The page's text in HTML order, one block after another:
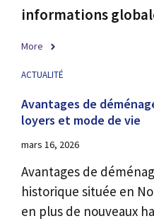
informations
More
ACTUALITÉ
Avantages de
loyers et mode de vie
mars 16, 2026
Avantages de
historique située en
en plus de nouveaux